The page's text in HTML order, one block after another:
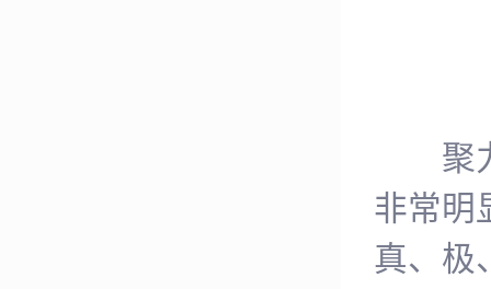
聚力
非常明
真、极